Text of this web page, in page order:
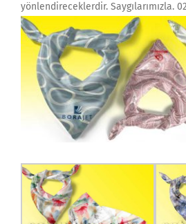
yönlendireceklerdir. Saygılarımızla.